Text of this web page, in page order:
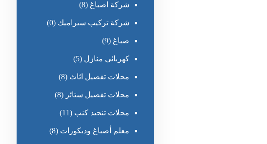
شركة اصباغ (8)
شركة تركيب سيراميك (0)
صباغ (9)
كهربائي منازل (5)
محلات تفصيل اثاث (8)
محلات تفصيل ستائر (8)
محلات تنجيد كنب (11)
معلم أصباغ وديكورات (8)